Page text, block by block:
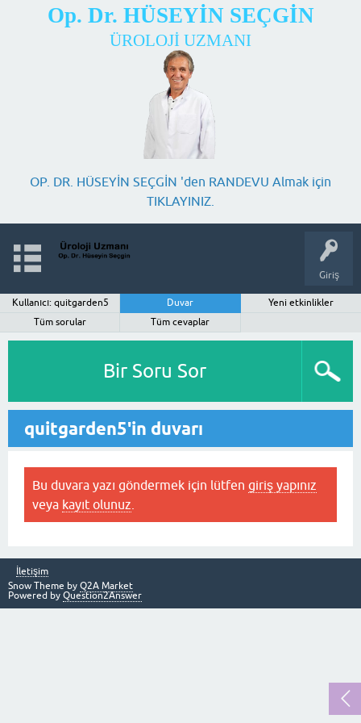
Op. Dr. HÜSEYİN SEÇGİN
ÜROLOJİ UZMANI
OP. DR. HÜSEYİN SEÇGİN 'den RANDEVU Almak için
TIKLAYINIZ.
Giriş
Kullanıcı: quitgarden5 Duvar
Yeni etkinlikler
Tüm sorular
Tüm cevaplar
Bir Soru Sor
quitgarden5'in duvarı
Bu duvara yazı göndermek için lütfen giriş yapınız
veya kayıt olunuz
İletişim
Snow Theme by Q2A Market
Powered by Question2Answer